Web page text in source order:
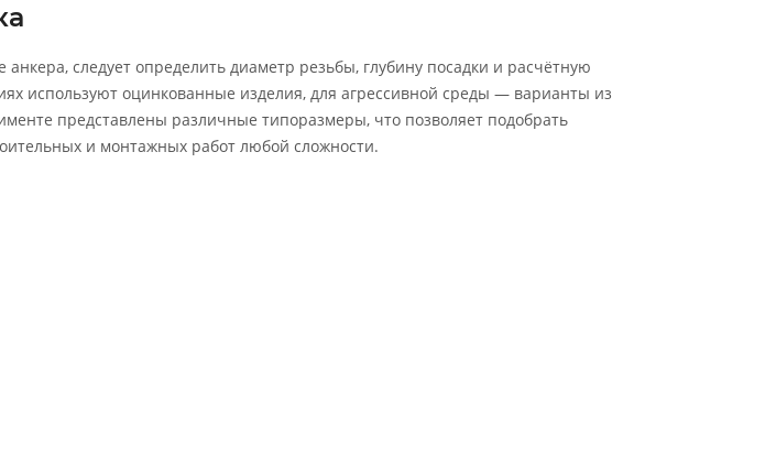
анкера, следует определить диаметр резьбы, глубину посадки и расчётную
используют оцинкованные изделия, для агрессивной среды — варианты из
представлены различные типоразмеры, что позволяет подобрать
и монтажных работ любой сложности.